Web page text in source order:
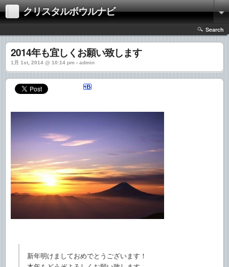
クリスタルボウルナビ
Search
2014年も宜しくお願い致します
1月 1st, 2014 @ 10:14 pm › admin
新年明けましておめでとうございます！